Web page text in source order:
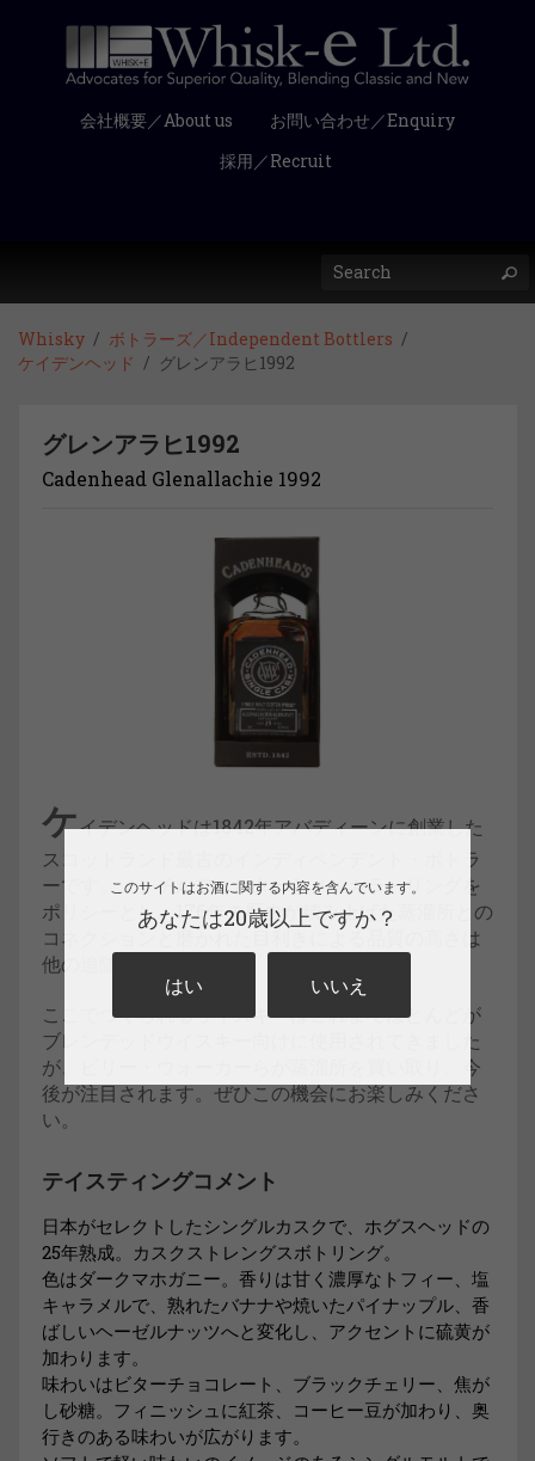
会社概要／About us
お問い合わせ／Enquiry
採用／Recruit
Whisky
ボトラーズ／Independent Bottlers
ケイデンヘッド
グレンアラヒ1992
グレンアラヒ1992
Cadenhead Glenallachie 1992
ケイデンヘッドは1842年アバディーンに創業した
スコットランド最古のインディペンデント・ボトラ
ーです。ノンチルフィルターとノンカラーリングを
ポリシーとし、176年の歴史が積み上げた蒸溜所との
コネクションと磨かれた目利きによる品質の高さは
他の追随を許しません。
ここでつくられるウイスキーはこれまでほとんどが
ブレンデッドウイスキー向けに使用されてきました
が、ビリー・ウォーカーらが蒸溜所を買い取り、今
後が注目されます。ぜひこの機会にお楽しみくださ
い。
テイスティングコメント
日本がセレクトしたシングルカスクで、ホグスヘッドの
25年熟成。カスクストレングスボトリング。
色はダークマホガニー。香りは甘く濃厚なトフィー、塩
キャラメルで、熟れたバナナや焼いたパイナップル、香
ばしいヘーゼルナッツへと変化し、アクセントに硫黄が
加わります。
味わいはビターチョコレート、ブラックチェリー、焦が
し砂糖。フィニッシュに紅茶、コーヒー豆が加わり、奥
行きのある味わいが広がります。
このサイトはお酒に関する内容を含んでいます。
あなたは20歳以上ですか？
はい いいえ